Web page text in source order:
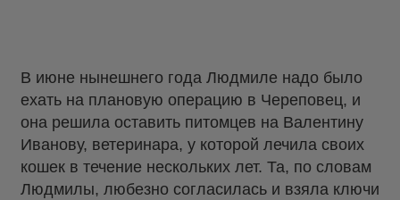
В июне нынешнего года Людмиле надо было
ехать на плановую операцию в Череповец, и
она решила оставить питомцев на Валентину
Иванову, ветеринара, у которой лечила своих
кошек в течение нескольких лет. Та, по словам
Людмилы, любезно согласилась и взяла ключи